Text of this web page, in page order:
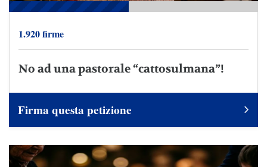
1.920 firme
No ad una pastorale “cattosulmana”!
Firma questa petizione